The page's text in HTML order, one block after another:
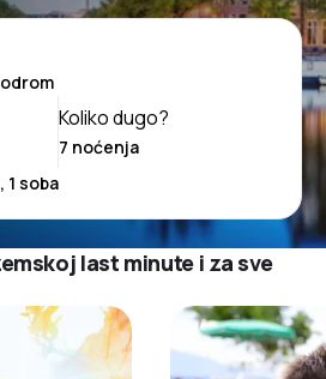
Koliko dugo?
last minute i za sve